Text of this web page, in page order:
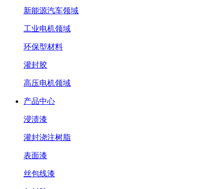
新能源汽车领域
工业电机领域
环保型材料
灌封胶
高压电机领域
产品中心
浸渍漆
灌封浇注树脂
表面漆
丝包线漆